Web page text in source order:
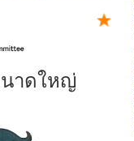
าดใหญ่